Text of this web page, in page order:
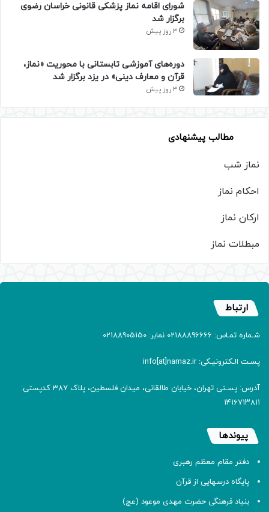
شورای اقامه نماز پزشکی قانونی خراسان رضوی
برگزار شد
3 روز پیش
دوره‌های آموزشی تابستانی با محوریت «نماز،
قرآن و معارف دینی» در یزد برگزار شد
3 روز پیش
مطالب پیشنهادی
نماز شب
احکام نماز
ارکان نماز
مبطلات نماز
ارتباط
شـماره تمـاس: 02188896666 نمابر: 02188905150
پسـت الـکترونیـکی: info[at]namaz.ir
آدرس: پسـتی تهران، خیابان طالقانی، میدان فلسطین، پلاک 387 کدپستی:
۱۴۱۶۷۱۳۸۱۱
پیوندها
دفتر مقام معظم رهبری
پایگاه درسهایی از قرآن
بنیاد فرهنگی حضرت مهدی موعود (عج)